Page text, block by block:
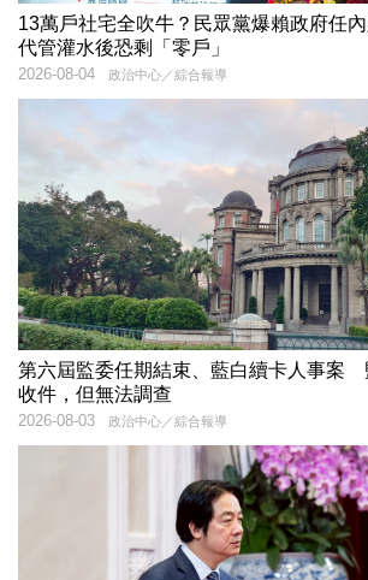
13萬戶社宅全吹牛？民眾黨爆賴政府任
代管灌水後恐剩「零戶」
政治中心／綜合報導
2026-08-04
第六屆監委任期結束、藍白續卡人事案
收件，但無法調查
政治中心／綜合報導
2026-08-03